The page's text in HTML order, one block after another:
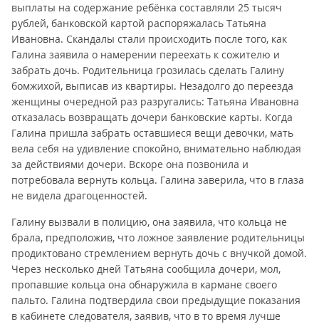
выплаты на содержание ребёнка составляли 25 тысяч
рублей, банковской картой распоряжалась Татьяна
Ивановна. Скандалы стали происходить после того, как
Галина заявила о намерении переехать к сожителю и
забрать дочь. Родительница грозилась сделать Галину
бомжихой, выписав из квартиры. Незадолго до переезда
женщины очередной раз разругались: Татьяна Ивановна
отказалась возвращать дочери банковские карты. Когда
Галина пришла забрать оставшиеся вещи девочки, мать
вела себя на удивление спокойно, внимательно наблюдая
за действиями дочери. Вскоре она позвонила и
потребовала вернуть кольца. Галина заверила, что в глаза
не видела драгоценностей.
Галину вызвали в полицию, она заявила, что кольца не
брала, предположив, что ложное заявление родительницы
продиктовано стремлением вернуть дочь с внучкой домой.
Через несколько дней Татьяна сообщила дочери, мол,
пропавшие кольца она обнаружила в кармане своего
пальто. Галина подтвердила свои предыдущие показания
в кабинете следователя, заявив, что в то время лучше